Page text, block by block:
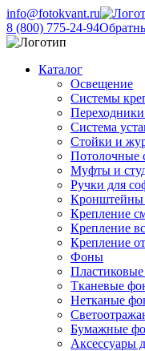
info@fotokvant.ru
8 (800) 775-24-94
Каталог
Освещение
Системы
Система
Стойки и
Потолочные
Муфты и
Ручки для
Кронштейны
Крепление
Крепление
Крепление
Фоны
Тканевые
Нетканые
Бумажные
Аксессуары